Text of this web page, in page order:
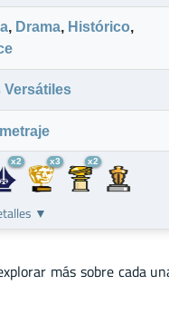
, Drama, Histórico,
Versátiles
x2 x3 x2
▼
más sobre cada